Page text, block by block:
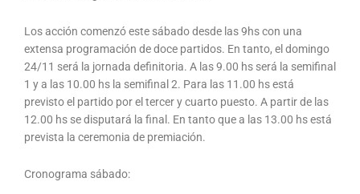
Los acción comenzó este sábado desde las 9hs con una
extensa programación de doce partidos. En tanto, el domingo
24/11 será la jornada definitoria. A las 9.00 hs será la semifinal
1 y a las 10.00 hs la semifinal 2. Para las 11.00 hs está
previsto el partido por el tercer y cuarto puesto. A partir de las
12.00 hs se disputará la final. En tanto que a las 13.00 hs está
prevista la ceremonia de premiación.
Cronograma sábado: